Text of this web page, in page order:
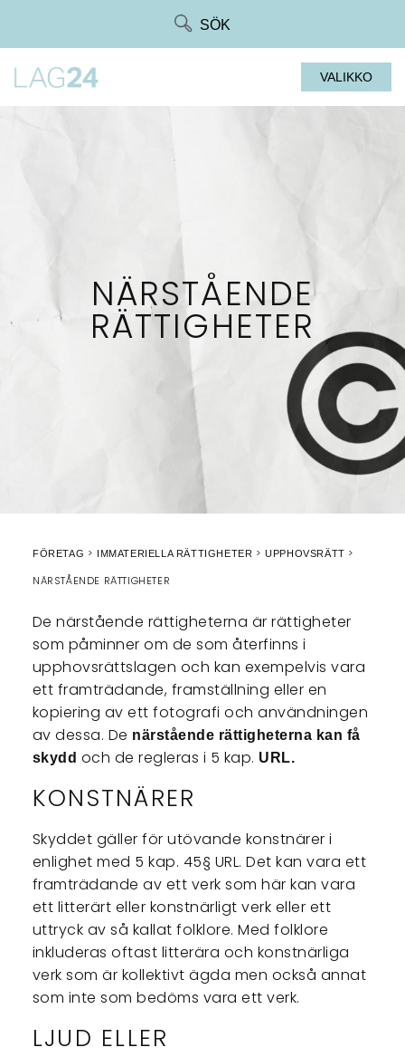
SÖK
VALIKKO
NÄRSTÅENDE
RÄTTIGHETER
FÖRETAG IMMATERIELLA RÄTTIGHETER UPPHOVSRÄTT
NÄRSTÅENDE RÄTTIGHETER
De närstående rättigheterna är rättigheter
som påminner om de som återfinns i
upphovsrättslagen och kan exempelvis vara
ett framträdande, framställning eller en
kopiering av ett fotografi och användningen
av dessa. De närstående rättigheterna kan få
skydd och de regleras i 5 kap. URL.
KONSTNÄRER
Skyddet gäller för utövande konstnärer i
enlighet med 5 kap. 45§ URL. Det kan vara ett
framträdande av ett verk som här kan vara
ett litterärt eller konstnärligt verk eller ett
uttryck av så kallat folklore. Med folklore
inkluderas oftast litterära och konstnärliga
verk som är kollektivt ägda men också annat
som inte som bedöms vara ett verk.
LJUD ELLER